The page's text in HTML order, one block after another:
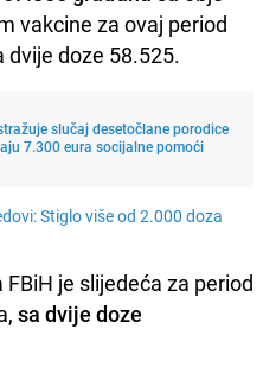
vakcine za ovaj period
dvije doze 58.525.
slučaj desetočlane porodice
7.300 eura socijalne pomoći
Stiglo više od 2.000 doza
je slijedeća za period
sa dvije doze